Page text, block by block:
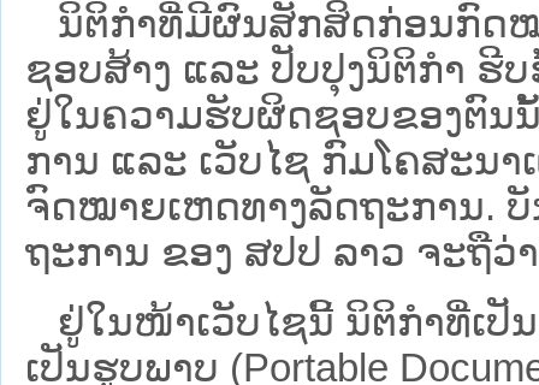
ນິ​ຕິ​ກຳ​ທີ່​ມີ​ຜົນ​ສັກ​ສິດ​ກ່ອນ​ກົດ​ໝ
ຊອບ​ສ້າງ ແລະ ປັບ​ປຸງນິ​ຕິ​ກຳ ຮີ
ຢູ່ໃນຄວາມຮັບຜິດຊອບຂອງຕົນ
ການ ແລະ ເວັບໄຊ​ ກົມໂຄສະນ
ຈົດໝາຍເຫດທາງລັດຖະການ.
ຖະ​ການ ຂອງ ສປ​ປ ລາວ ​ຈະຖື​
ຢູ່ໃນໜ້າ​ເວັບ​ໄຊ​ນີ້ ນິຕິກຳທີ່ເປັ
ເປັນຮູບພາບ (Portable